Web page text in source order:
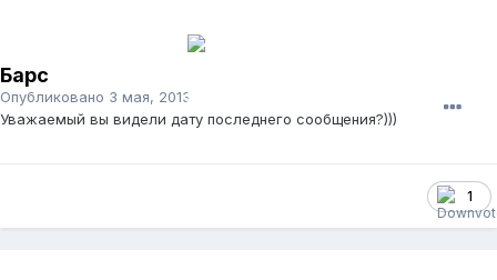
Барс
Опубликовано 3 мая, 2013
Уважаемый вы видели дату последнего сообщения?)))
1